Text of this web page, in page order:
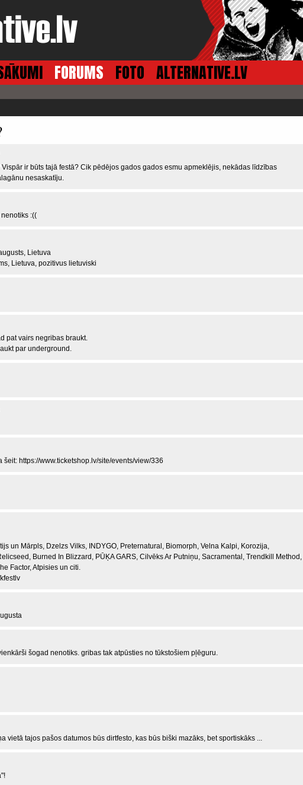
FORUMS FOTO ALTERNATIVE.LV
ir būts tajā festā? Cik pēdējos gados gados esmu apmeklējis, nekādas līdzības
nesaskatīju.
:((
Lietuva
Lietuva, pozitivus lietuviski
pat vairs negribas braukt.
par underground.
šeit: https://www.ticketshop.lv/site/events/view/336
un Mārpls, Dzelzs Vilks, INDYGO, Preternatural, Biomorph, Velna Kalpi, Korozija,
Burned In Blizzard, PŪĶA GARS, Cilvēks Ar Putniņu, Sacramental, Trendkill Method,
Factor, Atpisies un citi.
šogad nenotiks. gribas tak atpūsties no tūkstošiem pļēguru.
vietā tajos pašos datumos būs dirtfesto, kas būs biški mazāks, bet sportiskāks ...